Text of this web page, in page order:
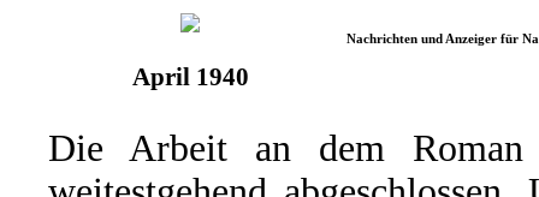
April 1940
Nachrichten und Anzeiger für
Die Arbeit an dem